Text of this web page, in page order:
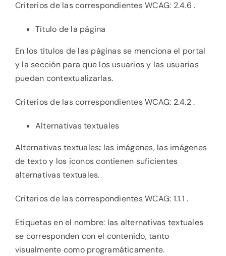
Criterios de las correspondientes WCAG: 2.4.6 .
Título de la página
En los títulos de las páginas se menciona el portal
y la sección para que los usuarios y las usuarias
puedan contextualizarlas.
Criterios de las correspondientes WCAG: 2.4.2 .
Alternativas textuales
Alternativas textuales: las imágenes, las imágenes
de texto y los iconos contienen suficientes
alternativas textuales.
Criterios de las correspondientes WCAG: 1.1.1 .
Etiquetas en el nombre: las alternativas textuales
se corresponden con el contenido, tanto
visualmente como programáticamente.